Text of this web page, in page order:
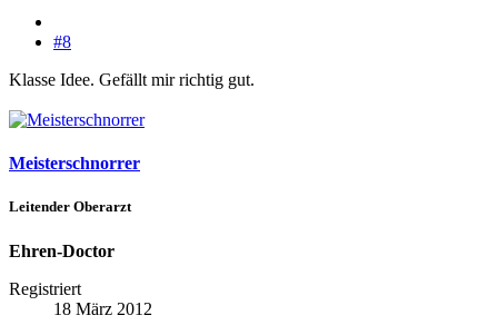
#8
Klasse Idee. Gefällt mir richtig gut.
Meisterschnorrer
Leitender Oberarzt
Ehren-Doctor
Registriert
18 März 2012